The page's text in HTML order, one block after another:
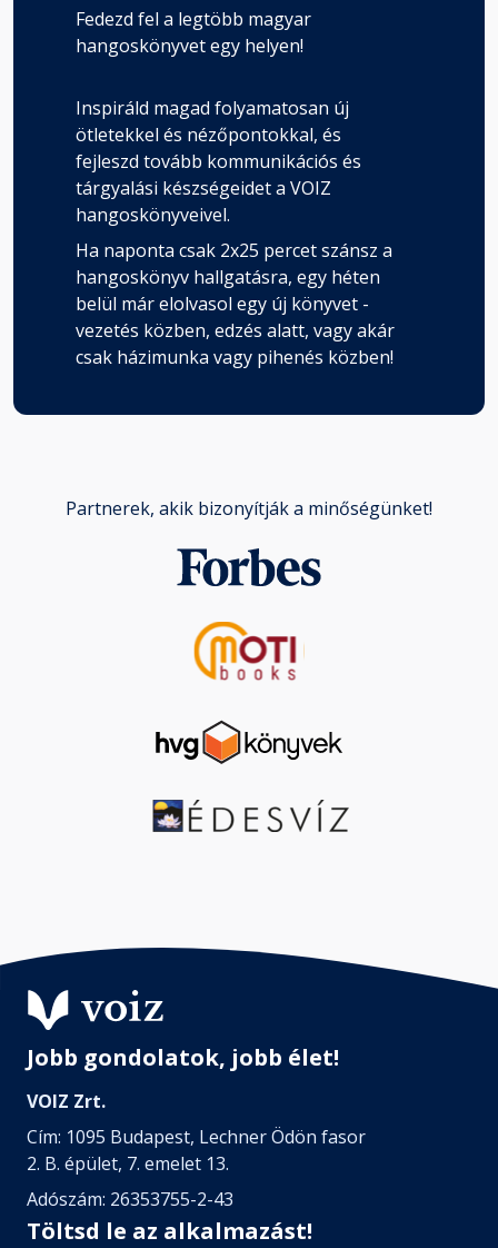
Fedezd fel a legtöbb magyar
hangoskönyvet egy helyen!
Inspiráld magad folyamatosan új
ötletekkel és nézőpontokkal, és
fejleszd tovább kommunikációs és
tárgyalási készségeidet a VOIZ
hangoskönyveivel.
Ha naponta csak 2x25 percet szánsz a
hangoskönyv hallgatásra, egy héten
belül már elolvasol egy új könyvet -
vezetés közben, edzés alatt, vagy akár
csak házimunka vagy pihenés közben!
Partnerek, akik bizonyítják a minőségünket!
Jobb gondolatok, jobb élet!
VOIZ Zrt.
Cím: 1095 Budapest, Lechner Ödön fasor
2. B. épület, 7. emelet 13.
Adószám: 26353755-2-43
Töltsd le az alkalmazást!